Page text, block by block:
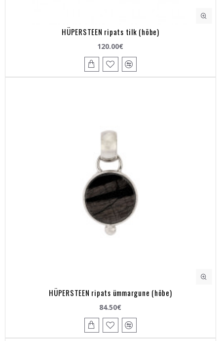
HÜPERSTEEN ripats tilk (hõbe)
120.00€
HÜPERSTEEN ripats ümmargune (hõbe)
84.50€